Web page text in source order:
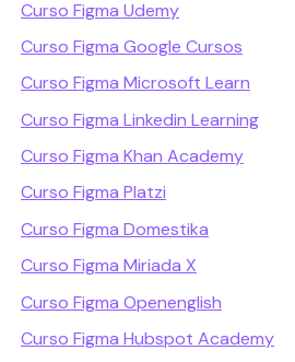
Curso Figma Udemy
Curso Figma Google Cursos
Curso Figma Microsoft Learn
Curso Figma Linkedin Learning
Curso Figma Khan Academy
Curso Figma Platzi
Curso Figma Domestika
Curso Figma Miriada X
Curso Figma Openenglish
Curso Figma Hubspot Academy